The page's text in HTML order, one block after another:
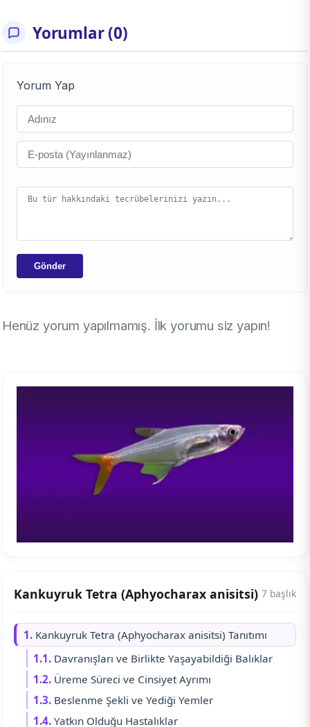
Yorumlar (0)
Yorum Yap
Gönder
Henüz yorum yapılmamış. İlk yorumu siz yapın!
Kankuyruk Tetra (Aphyocharax anisitsi) 7 başlık
1. Kankuyruk Tetra (Aphyocharax anisitsi) Tanıtımı
1.1. Davranışları ve Birlikte Yaşayabildiği Balıklar
1.2. Üreme Süreci ve Cinsiyet Ayrımı
1.3. Beslenme Şekli ve Yediği Yemler
1.4. Yatkın Olduğu Hastalıklar